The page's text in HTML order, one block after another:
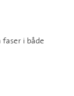
i både